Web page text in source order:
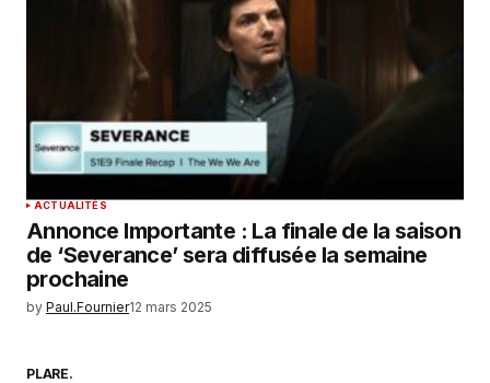
ACTUALITÉS
Annonce Importante : La finale de la saison
de ‘Severance’ sera diffusée la semaine
prochaine
by Paul.Fournier12 mars 2025
PLARE.